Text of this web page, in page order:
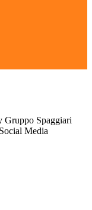
Gruppo Spaggiari
Media